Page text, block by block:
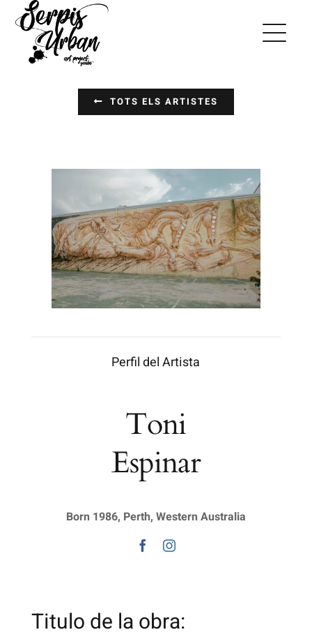
Saltar
contenido
Perfil del Artista
Toni
Espinar
Born 1986, Perth, Western Australia
Titulo de la obra:
TOTS ELS ARTISTES